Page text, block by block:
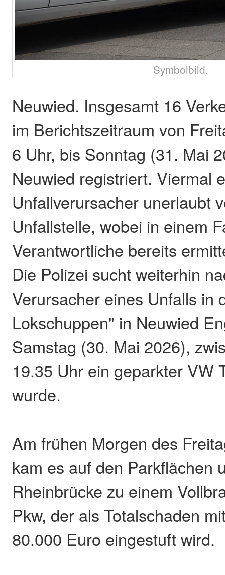
Symbolbild.
Neuwied. Insgesamt 16
im Berichtszeitraum von
6 Uhr, bis Sonntag (31. Mai
Neuwied registriert. Viermal
Unfallverursacher unerlaubt
Unfallstelle, wobei in einem
Verantwortliche bereits
Die Polizei sucht weiterhin
Verursacher eines Unfalls in
Lokschuppen" in Neuwied
Samstag (30. Mai 2026),
19.35 Uhr ein geparkter VW
wurde.
Am frühen Morgen des
kam es auf den Parkflächen
Rheinbrücke zu einem
Pkw, der als Totalschaden
80.000 Euro eingestuft wird.